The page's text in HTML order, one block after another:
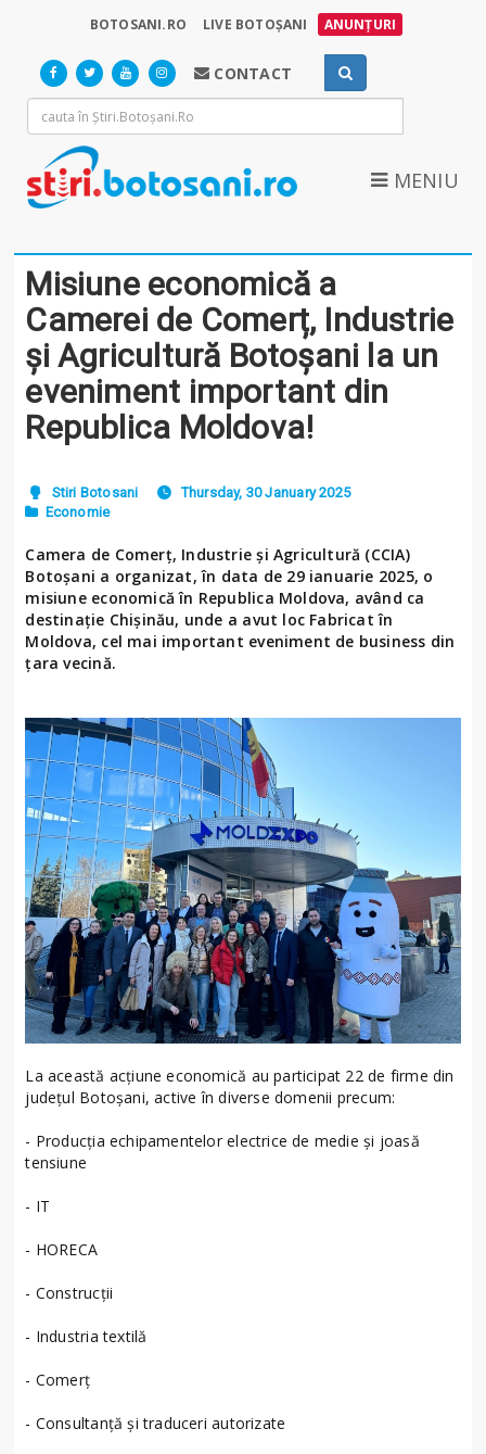
BOTOSANI.RO LIVE BOTOȘANI ANUNȚURI
CONTACT
MENIU
Misiune economică a
Camerei de Comerț, Industrie
și Agricultură Botoșani la un
eveniment important din
Republica Moldova!
Stiri Botosani
Thursday, 30 January 2025
Economie
Camera de Comerț, Industrie și Agricultură (CCIA)
Botoșani a organizat, în data de 29 ianuarie 2025, o
misiune economică în Republica Moldova, având ca
destinație Chișinău, unde a avut loc Fabricat în
Moldova, cel mai important eveniment de business din
țara vecină.
La această acțiune economică au participat 22 de firme din
județul Botoșani, active în diverse domenii precum:
- Producția echipamentelor electrice de medie și joasă
tensiune
- IT
- HORECA
- Construcții
- Industria textilă
- Comerț
- Consultanță și traduceri autorizate